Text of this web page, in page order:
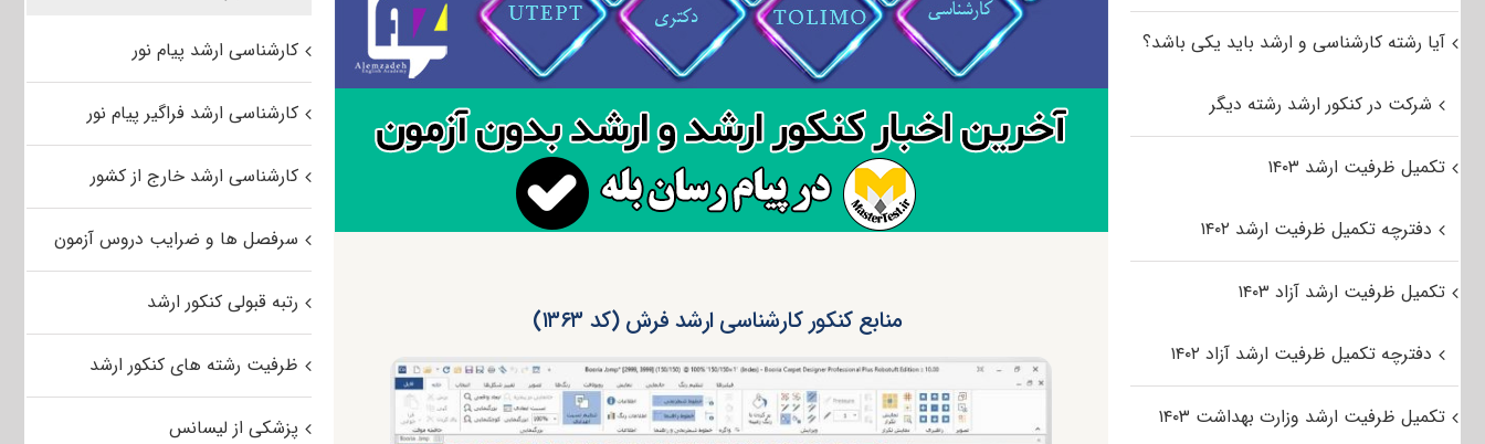
منابع کنکور کارشناسی ارشد فرش (کد ۱۳۶۳)
کارشناسی ارشد پیام نور
کارشناسی ارشد فراگیر پیام نور
کارشناسی ارشد خارج از کشور
سرفصل ها و ضرایب دروس آزمون
رتبه قبولی کنکور ارشد
ظرفیت رشته های کنکور ارشد
پزشکی از لیسانس
آیا رشته کارشناسی و ارشد باید یکی باشد؟
شرکت در کنکور ارشد رشته دیگر
تکمیل ظرفیت ارشد ۱۴۰۳
دفترچه تکمیل ظرفیت ارشد ۱۴۰۲
تکمیل ظرفیت ارشد آزاد ۱۴۰۳
دفترچه تکمیل ظرفیت ارشد آزاد ۱۴۰۲
تکمیل ظرفیت ارشد وزارت بهداشت ۱۴۰۳